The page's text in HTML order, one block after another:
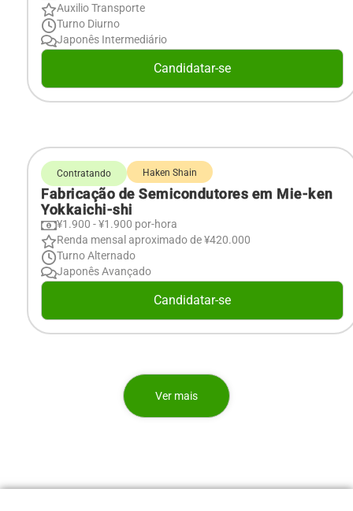
Auxilio Transporte
Turno Diurno
Japonês Intermediário
Candidatar-se
Contratando Haken Shain
Fabricação de Semicondutores em Mie-ken
Yokkaichi-shi
¥1.900 - ¥1.900 por-hora
Renda mensal aproximado de ¥420.000
Turno Alternado
Japonês Avançado
Candidatar-se
Ver mais